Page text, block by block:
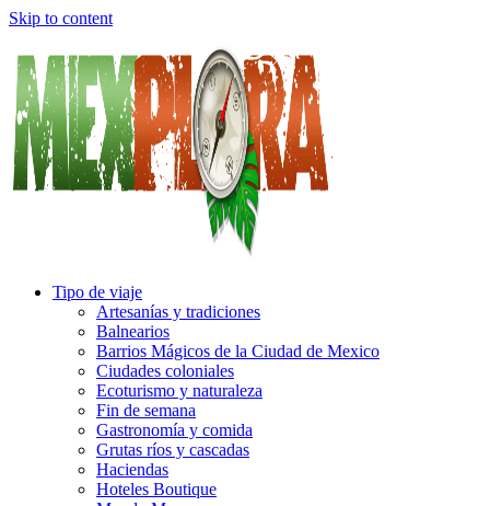
Skip to content
Tipo de viaje
Artesanías y tradiciones
Balnearios
Barrios Mágicos de la Ciudad de Mexico
Ciudades coloniales
Ecoturismo y naturaleza
Fin de semana
Gastronomía y comida
Grutas ríos y cascadas
Haciendas
Hoteles Boutique